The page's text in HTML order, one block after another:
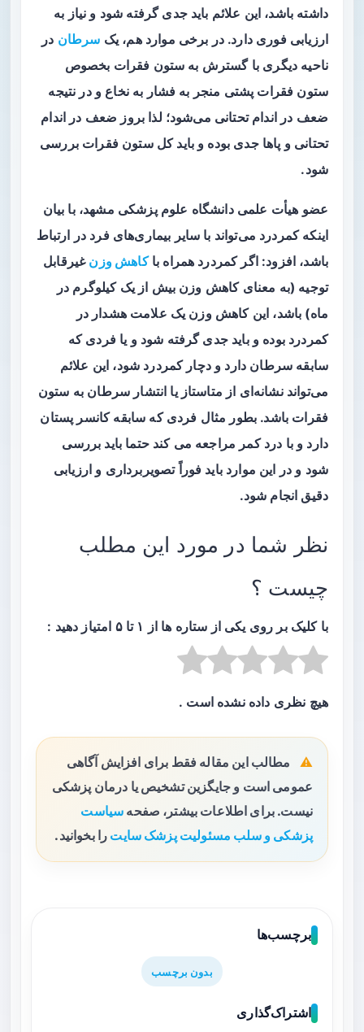
داشته باشد، این علائم باید جدی گرفته شود و نیاز به
ارزیابی فوری دارد. در برخی موارد هم، یک سرطان در
ناحیه دیگری با گسترش به ستون فقرات بخصوص
ستون فقرات پشتی منجر به فشار به نخاع و در نتیجه
ضعف در اندام تحتانی می‌شود؛ لذا بروز ضعف در اندام
تحتانی و پاها جدی بوده و باید کل ستون فقرات بررسی
شود.
عضو هیأت علمی دانشگاه علوم پزشکی مشهد، با بیان
اینکه کمردرد می‌تواند با سایر بیماری‌های فرد در ارتباط
باشد، افزود: اگر کمردرد همراه باکاهش وزن غیرقابل
توجیه (به معنای کاهش وزن بیش از یک کیلوگرم در
ماه) باشد، این کاهش وزن یک علامت هشدار در
کمردرد بوده و باید جدی گرفته شود و یا فردی که
سابقه سرطان دارد و دچار کمردرد شود، این علائم
می‌تواند نشانه‌ای از متاستاز یا انتشار سرطان به ستون
فقرات باشد. بطور مثال فردی که سابقه کانسر پستان
دارد و با درد کمر مراجعه می کند حتما باید بررسی
شود و در این موارد باید فوراً تصویربرداری و ارزیابی
دقیق انجام شود.
نظر شما در مورد این مطلب
چیست ؟
با کلیک بر روی یکی از ستاره ها از ۱ تا ۵ امتیاز دهید :
هیچ نظری داده نشده است .
مطالب این مقاله فقط برای افزایش آگاهی
عمومی است و جایگزین تشخیص یا درمان پزشکی
نیست. برای اطلاعات بیشتر، صفحه سیاست
پزشکی و سلب مسئولیت پزشک سایت را بخوانید.
برچسب‌ها
بدون برچسب
اشتراک‌گذاری